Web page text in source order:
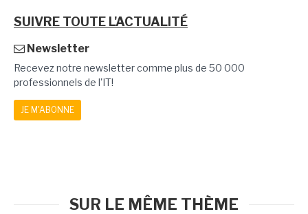
SUIVRE TOUTE L'ACTUALITÉ
Newsletter
Recevez notre newsletter comme plus de 50 000
professionnels de l'IT!
JE M'ABONNE
SUR LE MÊME THÈME